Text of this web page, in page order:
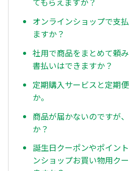
オンラインショップで支
ますか？
社用で商品をまとめて頼
書払いはできますか？
定期購入サービスと定期
か。
商品が届かないのですが
か？
誕生日クーポンやポイン
ンショップお買い物用ク